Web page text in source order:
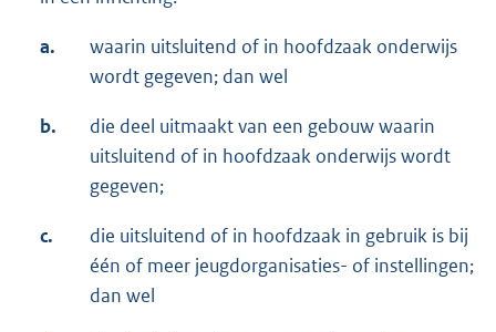
a.
waarin uitsluitend of in hoofdzaak onderwijs
wordt gegeven; dan wel
b.
die deel uitmaakt van een gebouw waarin
uitsluitend of in hoofdzaak onderwijs wordt
gegeven;
c.
die uitsluitend of in hoofdzaak in gebruik is bij
één of meer jeugdorganisaties- of instellingen;
dan wel